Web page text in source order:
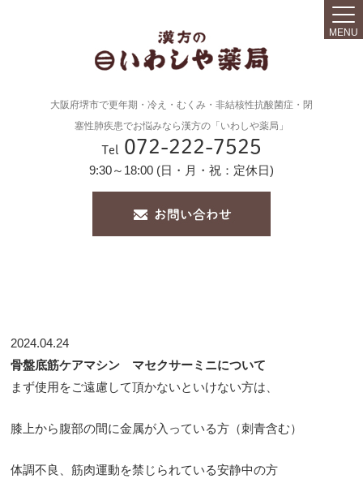
大阪府堺市で更年期・冷え・むくみ・非結核性抗酸菌症・閉
塞性肺疾患でお悩みなら漢方の「いわしや薬局」
Tel 072-222-7525
9:30～18:00 (日・月・祝：定休日)
MENU
2024.04.24
骨盤底筋ケアマシン マセクサーミニについて
まず使用をご遠慮して頂かないといけない方は、
膝上から腹部の間に金属が入っている方（刺青含む）
体調不良、筋肉運動を禁じられている安静中の方